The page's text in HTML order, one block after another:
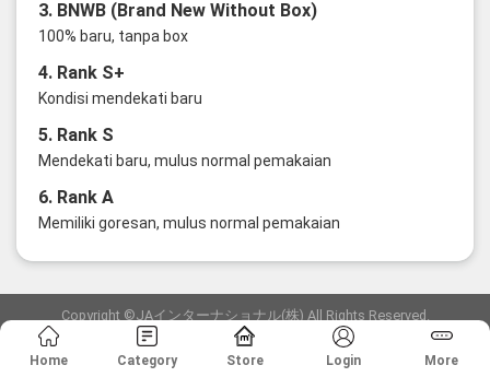
3. BNWB (Brand New Without Box)
100% baru, tanpa box
4. Rank S+
Kondisi mendekati baru
5. Rank S
Mendekati baru, mulus normal pemakaian
6. Rank A
Memiliki goresan, mulus normal pemakaian
Copyright ©JAインターナショナル(株) All Rights Reserved.
愛知県公安委員会発行 古物商許可証 第6: 第541161905900号
Home Category Store Login More